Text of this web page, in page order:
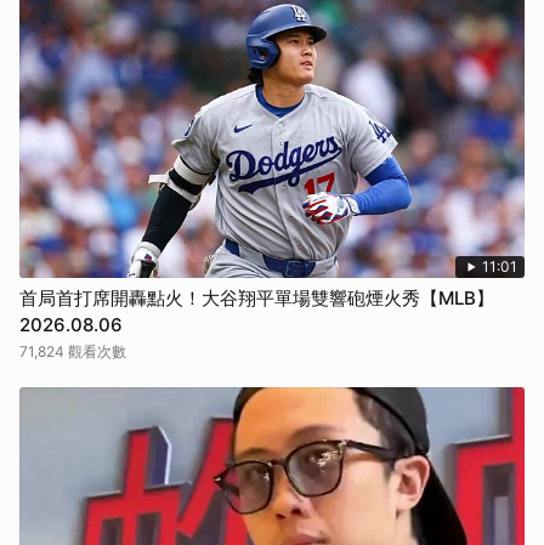
11:01
首局首打席開轟點火！大谷翔平單場雙響砲煙火秀【MLB】
2026.08.06
71,824 觀看次數